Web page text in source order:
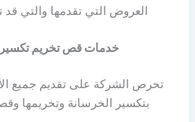
العروض التي تقدمها والتي قد
خدمات قص تخريم تكسير
تحرص الشركة على تقديم جميع
بتكسير الخرسانة وتخريمها